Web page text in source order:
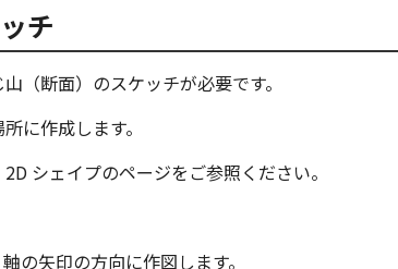
チ
（断面）のスケッチが必要です。
に作成します。
シェイプのページをご参照ください。
の矢印の方向に作図します。